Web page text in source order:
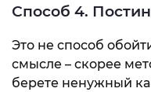
Способ 4.
Это не способ
смысле – скорее
берете ненужный